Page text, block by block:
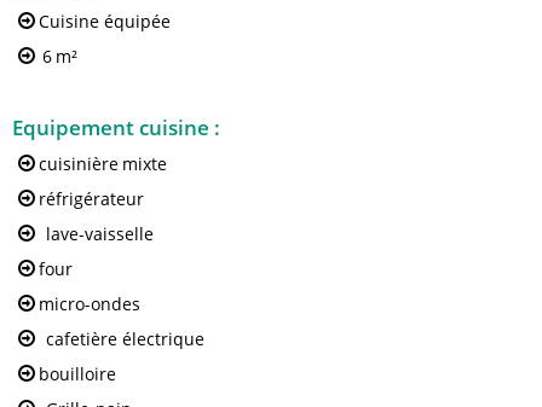
Cuisine équipée
6 m²
Equipement cuisine :
cuisinière mixte
réfrigérateur
lave-vaisselle
four
micro-ondes
cafetière électrique
bouilloire